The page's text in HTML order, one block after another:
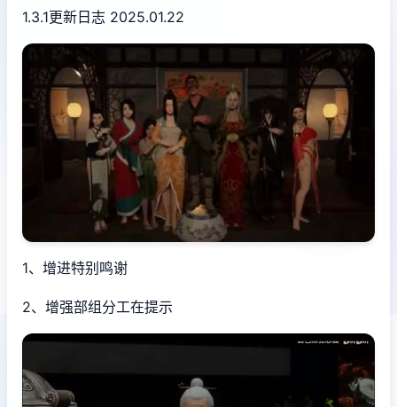
1.3.1更新日志 2025.01.22
1、增进特别鸣谢
2、增强部组分工在提示